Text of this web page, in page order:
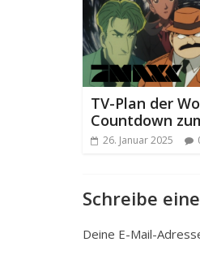
TV-Plan der
Countdown
26. Januar 2025
Schreibe
Deine E-Mail-